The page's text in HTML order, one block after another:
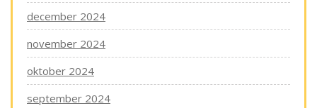
december 2024
november 2024
oktober 2024
september 2024